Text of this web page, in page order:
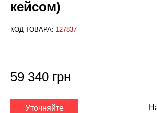
кейсом)
КОД ТОВАРА: 127837
59 340 грн
Уточняйте